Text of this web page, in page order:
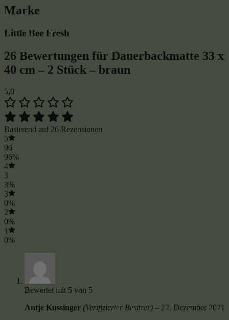
Marke
Little Bee Fresh
26 Bewertungen für Dauerbackmatte 33 x
40 cm – 2 Stück – braun
5,0
Basierend auf 26 Rezensionen
5
96
96%
4
3
3%
3
0%
2
0%
1
0%
Bewertet mit 5 von 5
Antje Kussinger (Verifizierter Besitzer) – 22. Dezember 2021